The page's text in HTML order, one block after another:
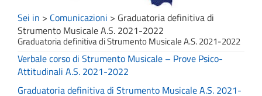
Sei in > Comunicazioni > Graduatoria definitiva di
Strumento Musicale A.S. 2021-2022
Graduatoria definitiva di Strumento Musicale A.S. 2021-2022
Verbale corso di Strumento Musicale – Prove Psico-
Attitudinali A.S. 2021-2022
Graduatoria definitiva di Strumento Musicale A.S. 2021-